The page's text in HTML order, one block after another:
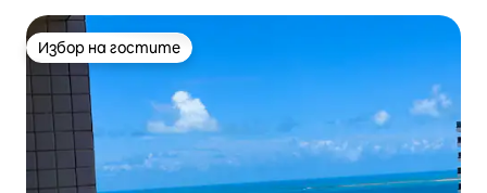
Избор на гостите
Избор на гостите